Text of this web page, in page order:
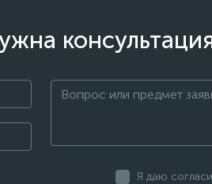
Я даю